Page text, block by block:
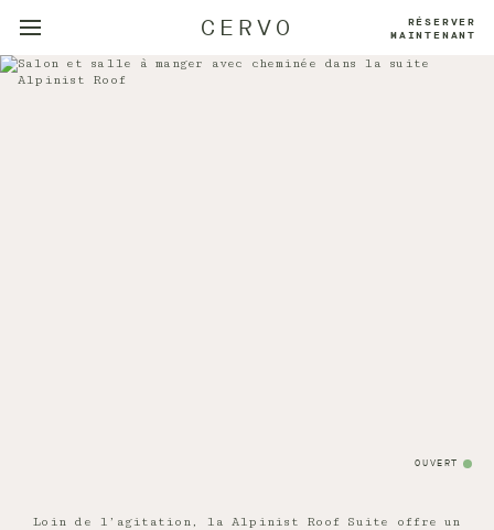
CERVO
RÉSERVER
MAINTENANT
OUVERT
Loin de l’agitation, la Alpinist Roof Suite offre un